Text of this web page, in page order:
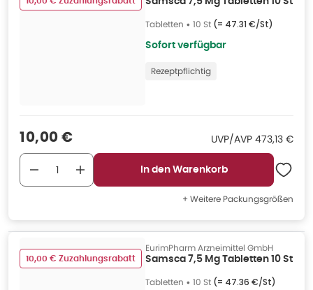
Tabletten • 10 St (= 47.31 €/St)
Sofort verfügbar
Rezeptpflichtig
Verkaufspreis
10,00 € UVP/AVP UVP/AVP
473,13 €
In den Warenkorb
+ Weitere Packungsgrößen
10,00 € Zuzahlungsrabatt
EurimPharm Arzneimittel GmbH
Samsca 7,5 Mg Tabletten 10 St
Tabletten • 10 St (= 47.36 €/St)